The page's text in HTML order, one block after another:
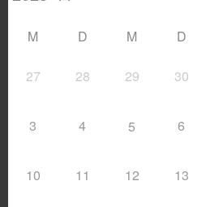
M D M D
27 28 29 30
3 4 5 6
10 11 12 13